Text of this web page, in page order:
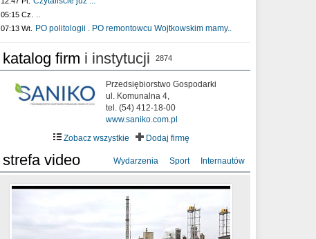
05:15 Cz. ..
07:13 Wt. PO politologii . PO remontowcu Wojtkowskim mamy..
katalog firm i instytucji 2874
Przedsiębiorstwo Gospodarki
ul. Komunalna 4,
tel. (54) 412-18-00
www.saniko.com.pl
Zobacz wszystkie
Dodaj firmę
strefa video Wydarzenia Sport Internautów
Ni To Ponk - W oczach mamy strach
sixf33t .Last Year DRONE FOOTAGE
Włocławek
XXIII Sesja Rady Miasta Włocławek VIII
kadencji w dniu 09.06.2020 r.